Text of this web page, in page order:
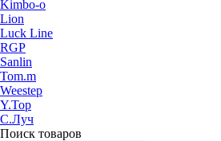
Kimbo-o
Lion
Luck Line
RGP
Sanlin
Tom.m
Weestep
Y.Top
С.Луч
Поиск товаров